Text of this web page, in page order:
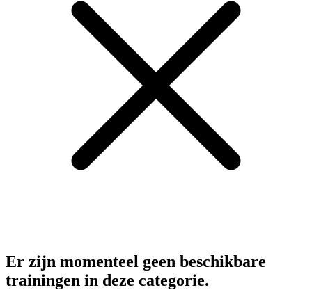
Er zijn momenteel geen beschikbare
trainingen in deze categorie.